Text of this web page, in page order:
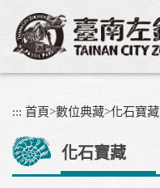
內
::: 首頁>數位典藏>化石寶藏
化石寶藏